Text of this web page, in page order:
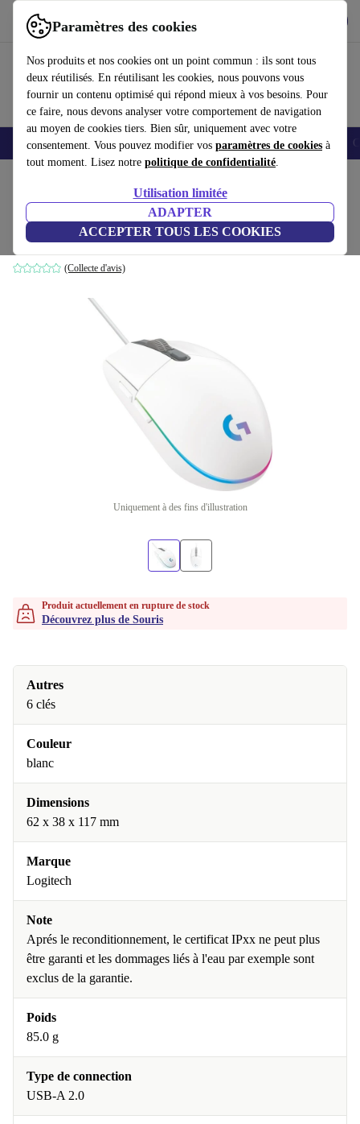
Paramètres des cookies
Nos produits et nos cookies ont un point commun : ils sont tous
deux réutilisés. En réutilisant les cookies, nous pouvons vous
fournir un contenu optimisé qui répond mieux à vos besoins. Pour
ce faire, nous devons analyser votre comportement de navigation
au moyen de cookies tiers. Bien sûr, uniquement avec votre
consentement. Vous pouvez modifier vos paramètres de cookies à
tout moment. Lisez notre politique de confidentialité.
Utilisation limitée
ADAPTER
ACCEPTER TOUS LES COOKIES
Utilisez refurbed rapidement et facilement
Smartphones Laptops Tablettes Montres connectées Accessoires
Logitech G203 Lightsync
Blanc
(Collecte d'avis)
Uniquement à des fins d'illustration
Produit actuellement en rupture de stock
Découvrez plus de Souris
Autres
6 clés
Couleur
blanc
Dimensions
62 x 38 x 117 mm
Marque
Logitech
Note
Aprés le reconditionnement, le certificat IPxx ne peut plus
être garanti et les dommages liés à l'eau par exemple sont
exclus de la garantie.
Poids
85.0 g
Type de connection
USB-A 2.0